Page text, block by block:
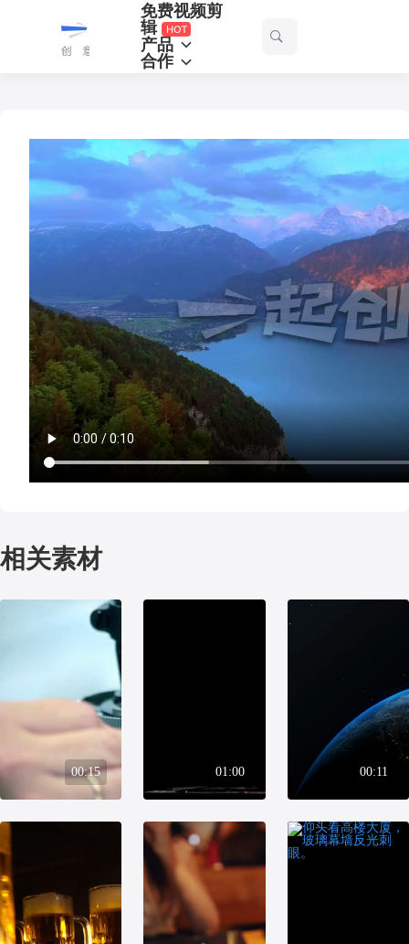
一
起
免费视频剪
辑
产品
合作
相关素材
00:15 01:00 00:11